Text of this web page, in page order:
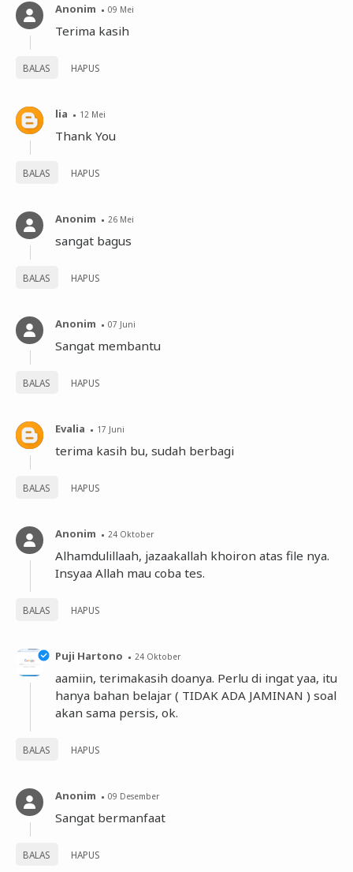
Anonim 09 Mei
Terima kasih
BALAS HAPUS
lia 12 Mei
Thank You
BALAS HAPUS
Anonim 26 Mei
sangat bagus
BALAS HAPUS
Anonim 07 Juni
Sangat membantu
BALAS HAPUS
Evalia 17 Juni
terima kasih bu, sudah berbagi
BALAS HAPUS
Anonim 24 Oktober
Alhamdulillaah, jazaakallah khoiron atas file nya.
Insyaa Allah mau coba tes.
BALAS HAPUS
Puji Hartono 24 Oktober
aamiin, terimakasih doanya. Perlu di ingat yaa, itu
hanya bahan belajar ( TIDAK ADA JAMINAN ) soal
akan sama persis, ok.
BALAS HAPUS
Anonim 09 Desember
Sangat bermanfaat
BALAS HAPUS